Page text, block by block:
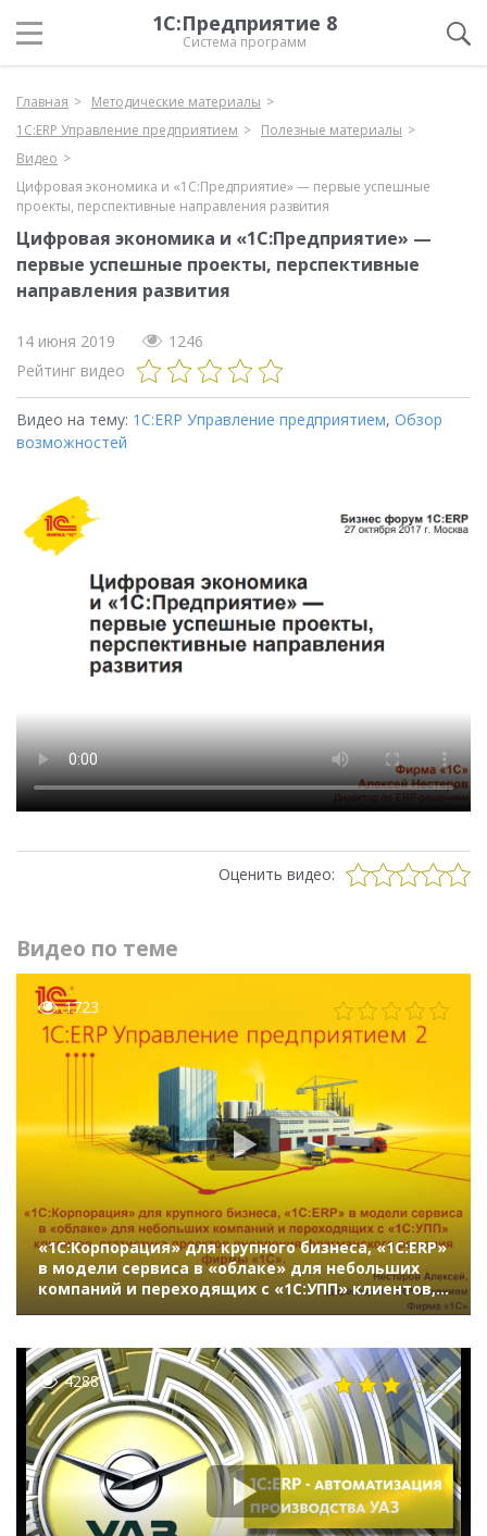
1С:Предприятие 8
Система программ
Главная
Методические материалы
1С:ERP Управление предприятием
Полезные материалы
Видео
Цифровая экономика и «1С:Предприятие» — первые успешные
проекты, перспективные направления развития
Цифровая экономика и «1С:Предприятие» —
первые успешные проекты, перспективные
направления развития
14 июня 2019
1246
Рейтинг видео
Видео на тему: 1С:ERP Управление предприятием, Обзор
возможностей
Оценить видео:
Видео по теме
1723
«1С:Корпорация» для крупного бизнеса, «1С:ERP»
в модели сервиса в «облаке» для небольших
компаний и переходящих с «1С:УПП» клиентов,
статистика 2000 проектов внедрения
4288